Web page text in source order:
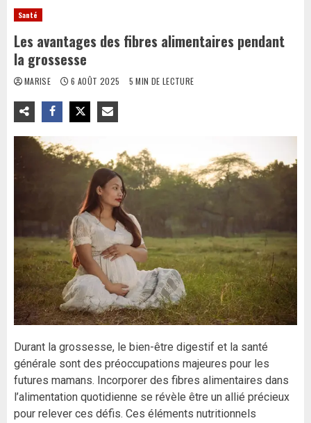
Santé
Les avantages des fibres alimentaires pendant
la grossesse
MARISE 6 AOÛT 2025 5 MIN DE LECTURE
Durant la grossesse, le bien-être digestif et la santé
générale sont des préoccupations majeures pour les
futures mamans. Incorporer des fibres alimentaires dans
l’alimentation quotidienne se révèle être un allié précieux
pour relever ces défis. Ces éléments nutritionnels